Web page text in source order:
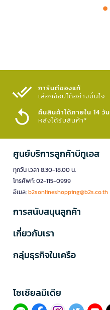
การันตีของแท้
เลือกช้อปได้อย่างมั่นใจ​
คืนสินค้าได้ภายใน 14 วัน
หลังได้รับสินค้า*
ศูนย์บริการลูกค้าบีทูเอส
ทุกวัน เวลา 8.30-18.00 น.
โทรศัพท์: 02-115-0999
อีเมล:b2sonlineshopping@b2s.co.th
การสนับสนุนลูกค้า
เกี่ยวกับเรา
กลุ่มธุรกิจในเครือ
โซเซียลมีเดีย​